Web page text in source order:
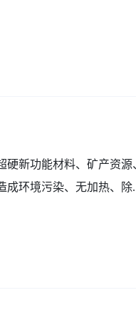
新功能材料、矿产资
成环境污染、无加热、除